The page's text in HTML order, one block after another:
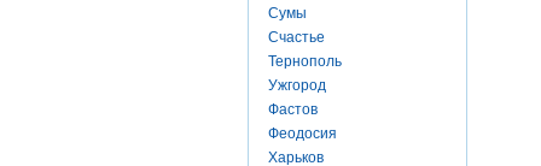
Сумы
Счастье
Тернополь
Ужгород
Фастов
Феодосия
Харьков